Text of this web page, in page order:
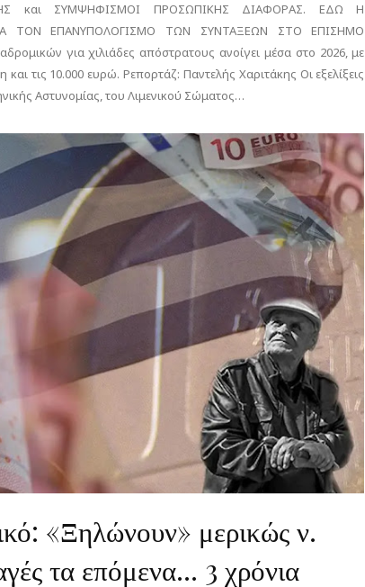
και ΣΥΜΨΗΦΙΣΜΟΙ ΠΡΟΣΩΠΙΚΗΣ ΔΙΑΦΟΡΑΣ. ΕΔΩ Η
ΤΟΝ ΕΠΑΝΥΠΟΛΟΓΙΣΜΟ ΤΩΝ ΣΥΝΤΑΞΕΩΝ ΣΤΟ ΕΠΙΣΗΜΟ
για χιλιάδες απόστρατους ανοίγει μέσα στο 2026, με
τις 10.000 ευρώ. Ρεπορτάζ: Παντελής Χαριτάκης Οι εξελίξεις
Αστυνομίας, του Λιμενικού Σώματος…
«Ξηλώνουν» μερικώς ν.
τα επόμενα... 3 χρόνια